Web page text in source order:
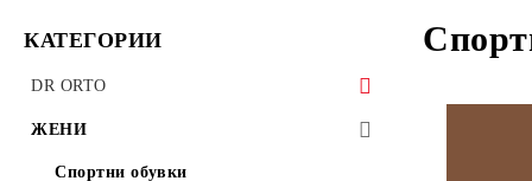
КАТЕГОРИИ
DR ORTO
Дамска Колекция
Мъжка колекция
ЖЕНИ
Спортни обувки